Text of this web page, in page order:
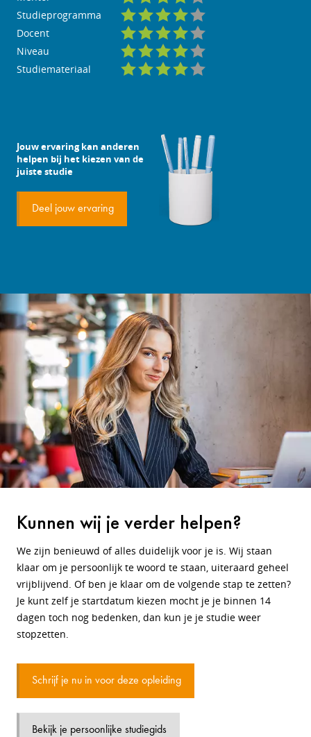
Studieprogramma
Docent
Niveau
Studiemateriaal
Jouw ervaring kan anderen
helpen bij het kiezen van de
juiste studie
Deel jouw ervaring
Kunnen wij je verder helpen?
We zijn benieuwd of alles duidelijk voor je is. Wij staan
klaar om je persoonlijk te woord te staan, uiteraard geheel
vrijblijvend. Of ben je klaar om de volgende stap te zetten?
Je kunt zelf je startdatum kiezen mocht je je binnen 14
dagen toch nog bedenken, dan kun je je studie weer
stopzetten.
Schrijf je nu in voor deze opleiding
Bekijk je persoonlijke studiegids